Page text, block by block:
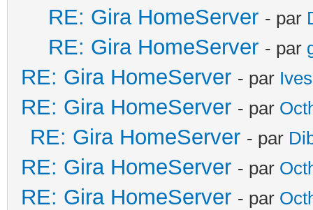
RE: Gira HomeServer - par
RE: Gira HomeServer - par
RE: Gira HomeServer - par Ives
RE: Gira HomeServer - par
RE: Gira HomeServer - par
RE: Gira HomeServer - par
RE: Gira HomeServer - par